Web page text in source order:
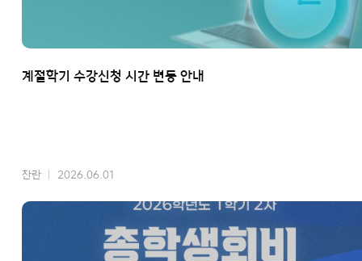
계절학기 수강신청 시간 변동 안내
찬란 2026.06.01